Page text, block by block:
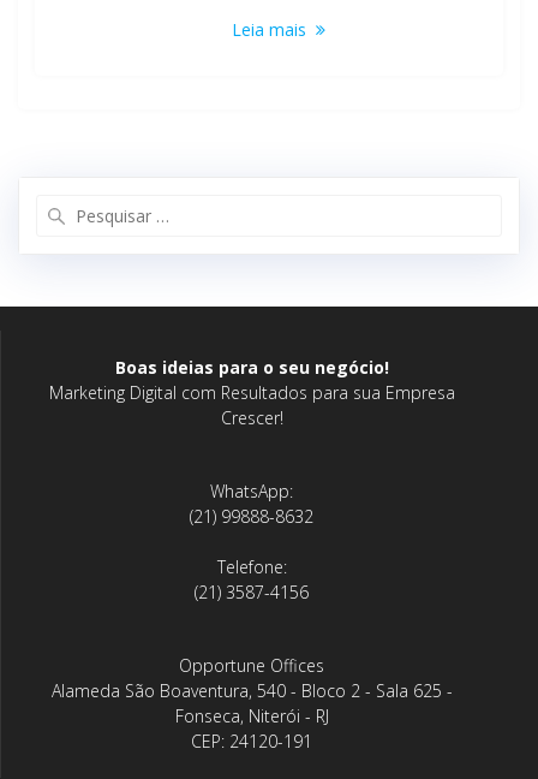
Leia mais
Boas ideias para o seu negócio!
Marketing Digital com Resultados para sua Empresa
Crescer!
WhatsApp:
(21) 99888-8632
Telefone:
(21) 3587-4156
Opportune Offices
Alameda São Boaventura, 540 - Bloco 2 - Sala 625 -
Fonseca, Niterói - RJ
CEP: 24120-191